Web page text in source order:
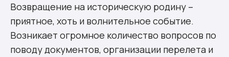
Когда нужно обращаться в Сохнут
Комментарии
Возвращение на историческую родину –
приятное, хоть и волнительное событие.
Возникает огромное количество вопросов по
поводу документов, организации перелета и